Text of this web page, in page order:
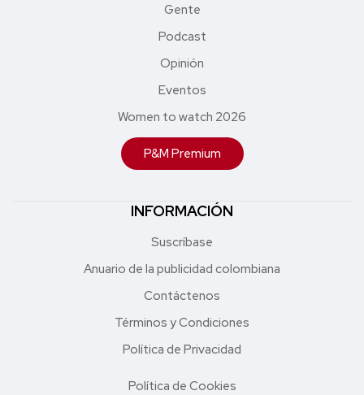
Gente
Podcast
Opinión
Eventos
Women to watch 2026
P&M Premium
INFORMACIÓN
Suscríbase
Anuario de la publicidad colombiana
Contáctenos
Términos y Condiciones
Política de Privacidad
Política de Cookies